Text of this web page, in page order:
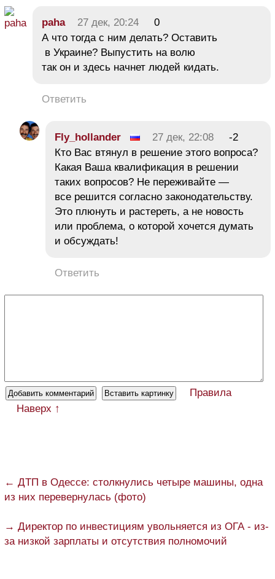
paha 27 дек, 20:24
0
А что тогда с ним делать? Оставить
в Украине? Выпустить на волю
так он и здесь начнет людей кидать.
Ответить
Fly_hollander 27 дек, 22:08
-2
Кто Вас втянул в решение этого вопроса?
Какая Ваша квалификация в решении
таких вопросов? Не переживайте —
все решится согласно законодательству.
Это плюнуть и растереть, а не новость
или проблема, о которой хочется думать
и обсуждать!
Ответить
Правила
Наверх ↑
← ДТП в Одессе: столкнулись четыре машины, одна
из них перевернулась (фото)
→ Директор по инвестициям увольняется из ОГА - из-
за низкой зарплаты и отсутствия полномочий